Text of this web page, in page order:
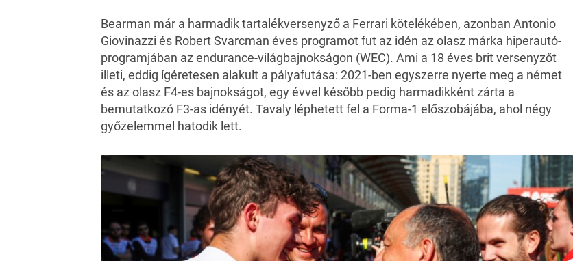
Bearman már a harmadik tartalékversenyző a Ferrari kötelékében, azonban Antonio
Giovinazzi és Robert Svarcman éves programot fut az idén az olasz márka hiperautó-
programjában az endurance-világbajnokságon (WEC). Ami a 18 éves brit versenyzőt
illeti, eddig ígéretesen alakult a pályafutása: 2021-ben egyszerre nyerte meg a német
és az olasz F4-es bajnokságot, egy évvel később pedig harmadikként zárta a
bemutatkozó F3-as idényét. Tavaly léphetett fel a Forma-1 előszobájába, ahol négy
győzelemmel hatodik lett.